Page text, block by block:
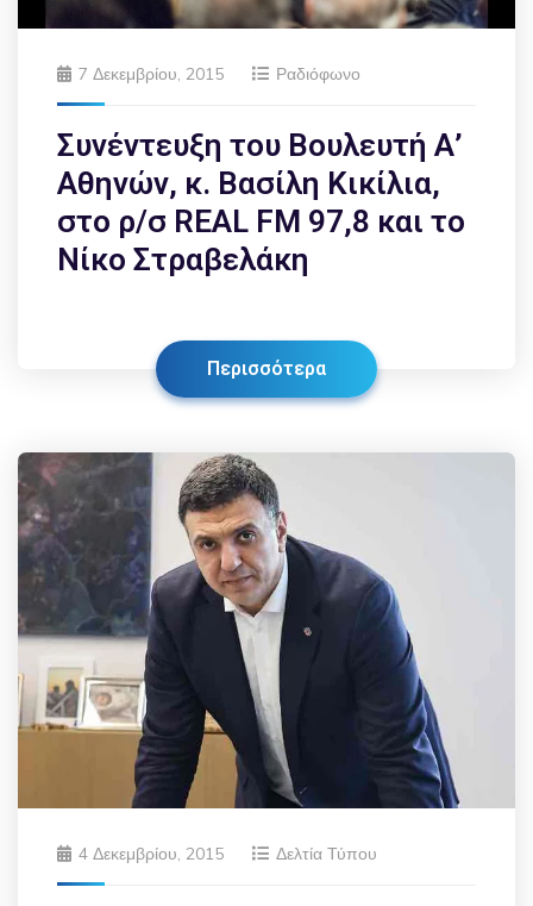
7 Δεκεμβρίου, 2015 Ραδιόφωνο
Συνέντευξη του Βουλευτή Α’
Αθηνών, κ. Βασίλη Κικίλια,
στο ρ/σ REAL FM 97,8 και το
Νίκο Στραβελάκη
Περισσότερα
4 Δεκεμβρίου, 2015 Δελτία Τύπου